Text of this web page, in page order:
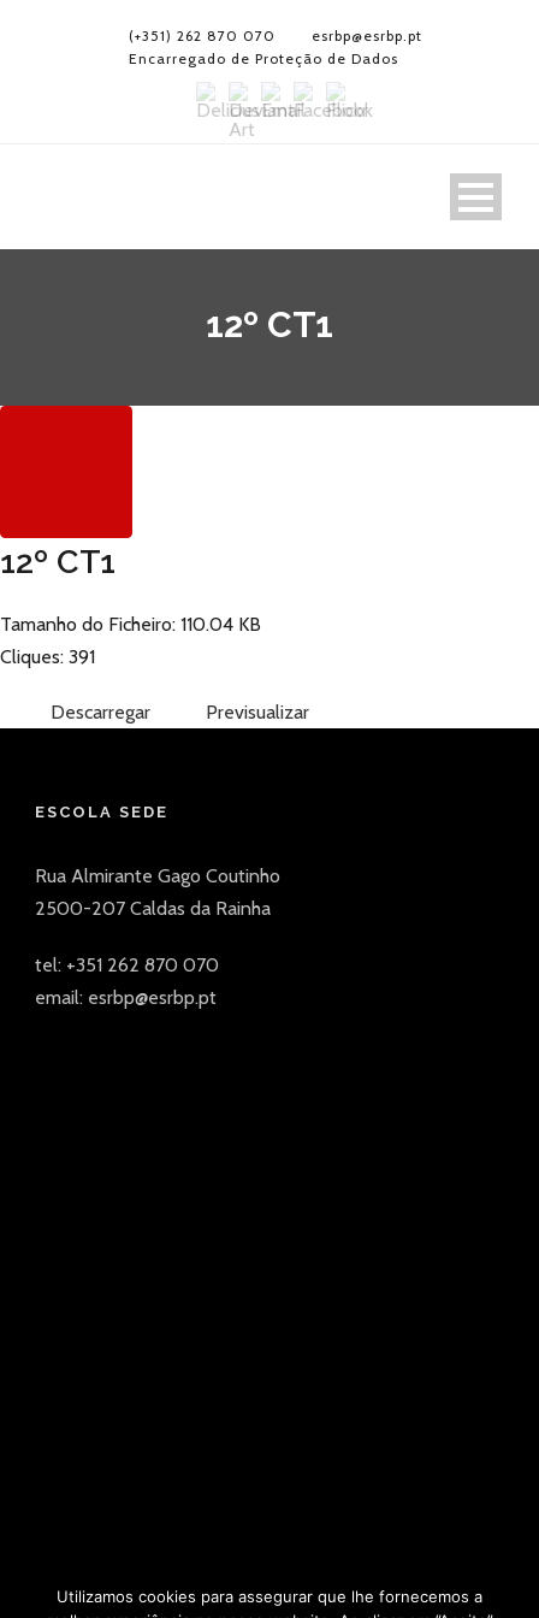
(+351) 262 870 070
esrbp@esrbp.pt
Encarregado de Proteção de Dados
12º CT1
12º CT1
Tamanho do Ficheiro: 110.04 KB
Cliques: 391
Descarregar Previsualizar
ESCOLA SEDE
Rua Almirante Gago Coutinho
2500-207 Caldas da Rainha
tel: +351 262 870 070
email: esrbp@esrbp.pt
Utilizamos cookies para assegurar que lhe fornecemos a